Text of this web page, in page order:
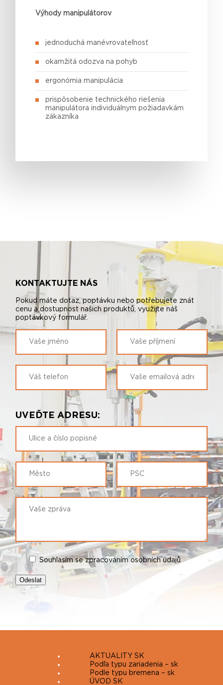
Výhody manipulátorov
jednoduchá manévrovateľnosť
okamžitá odozva na pohyb
ergonómia manipulácia
prispôsobenie technického riešenia
manipulátora individuálnym požiadavkám
zákazníka
KONTAKTUJTE NÁS
Pokud máte dotaz, poptávku nebo potřebujete znát
cenu a dostupnost našich produktů, využijte náš
poptávkový formulář.
UVEĎTE ADRESU:
Souhlasím se zpracováním osobních údajů
AKTUALITY SK
Podľa typu zariadenia – sk
Podle typu bremena – sk
ÚVOD SK